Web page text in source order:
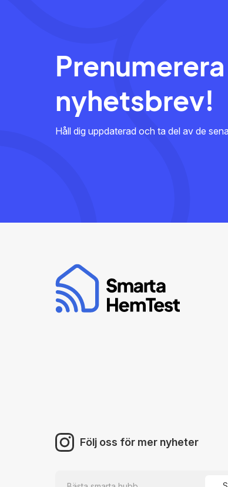
nyhetsbrev!
Håll dig uppdaterad och ta del av de
Följ oss för mer nyheter